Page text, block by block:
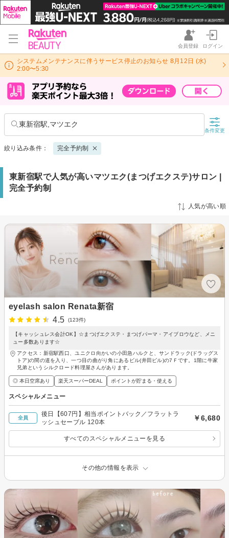
会員登録 ログイン
システムメンテナンスに伴うサービス停止のお知らせ 8月12日 (水)
2:00〜5:30
東新宿駅,マツエク
条件変更
絞り込み条件： 完全予約制
東新宿駅で人気が高いマツエク(まつげエクステ)サロン |
完全予約制
人気が高い順
eyelash salon Renata新宿
4.5
(123件)
【キャッシュレス会計OK】☆まつげエクステ・まつげパーマ・アイブロウなど、メニ
ュー多数あります☆
アクセス：新宿駅西口、ユニクロ向かいの小田急ハルクと、サンドラック(ドラッグス
トア)の間の道を入り、一つ目の曲がり角にあるビル(井田ビル)の7Ｆです。1階に牛家
兄弟というシルクロード料理屋さんがあります。
◎ 本日空席あり 楽天スーパーDEAL ポイントが貯まる・使える
スペシャルメニュー
全員
後日【607円】相当ポイントバック／フラットラ
ッシュセーブル 120本
￥6,680
すべてのスペシャルメニューを見る
その他の情報を表示